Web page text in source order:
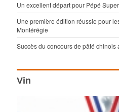
Un excellent départ pour Pépé
Une première édition réussie pour
Montérégie
Succès du concours de pâté chinois
Vin